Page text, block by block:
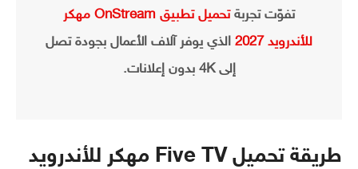
تفوّت تجربة
تحميل تطبيق OnStream مهكر
للأندرويد 2027
الذي يوفر آلاف الأعمال بجودة تصل
إلى 4K بدون إعلانات.
طريقة تحميل Five TV مهكر للأندرويد